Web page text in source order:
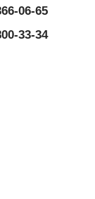
06-65
33-34